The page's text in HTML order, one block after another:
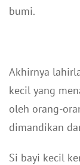
bumi.
Akhirnya
kecil yang
oleh orang-
dimandikan
Si bayi kecil